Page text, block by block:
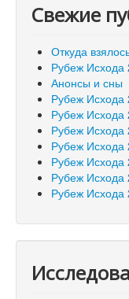
Свежие
Откуда
Рубеж Исхода
Анонсы и сны
Рубеж Исхода
Рубеж Исхода
Рубеж Исхода
Рубеж Исхода
Рубеж Исхода
Рубеж Исхода
Рубеж Исхода